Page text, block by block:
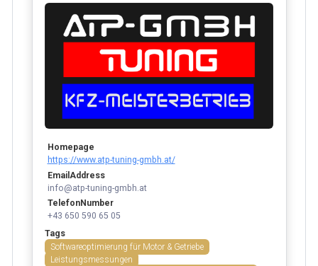
Homepage
https://www.atp-tuning-gmbh.at/
EmailAddress
info@atp-tuning-gmbh.at
TelefonNumber
+43 650 590 65 05
Tags
Softwareoptimierung für Motor & Getriebe
Leistungsmessungen